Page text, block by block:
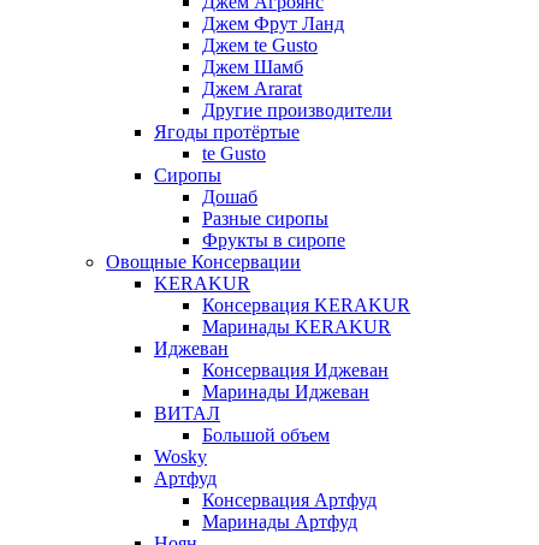
Джем Фрут Ланд
Джем te Gusto
Джем Шамб
Джем Ararat
Другие производители
Ягоды протёртые
te Gusto
Сиропы
Дошаб
Разные сиропы
Фрукты в сиропе
Овощные Консервации
KERAKUR
Консервация KERAKUR
Маринады KERAKUR
Иджеван
Консервация Иджеван
Маринады Иджеван
ВИТАЛ
Большой объем
Wosky
Артфуд
Консервация Артфуд
Маринады Артфуд